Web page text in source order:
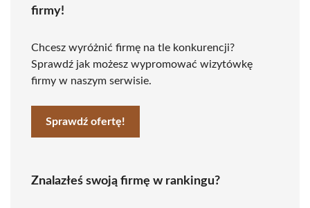
firmy!
Chcesz wyróżnić firmę na tle konkurencji?
Sprawdź jak możesz wypromować wizytówkę
firmy w naszym serwisie.
Sprawdź ofertę!
Znalazłeś swoją firmę w rankingu?